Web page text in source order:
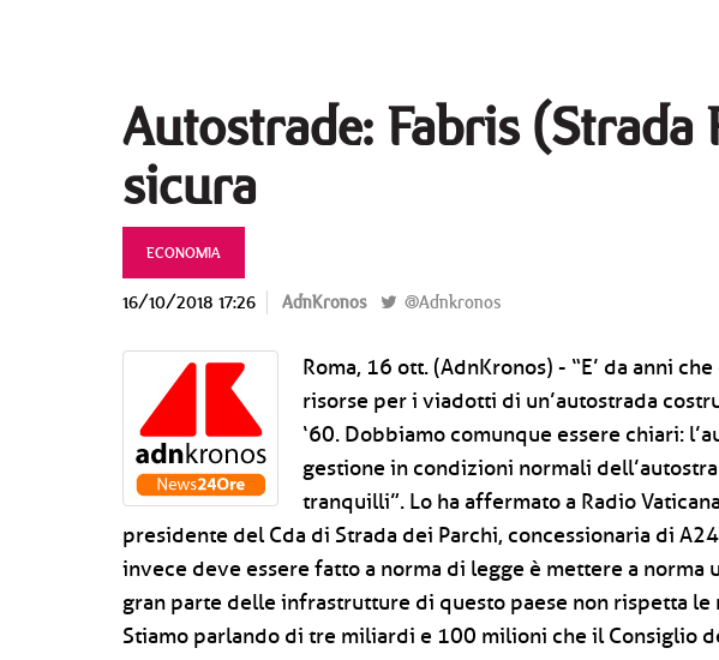
Autostrade: Fabris
sicura
ECONOMIA
16/10/2018 17:26 AdnKronos @Adnkronos
Roma, 16 ott. (AdnKronos) - “E’ da anni
risorse per i viadotti di un’autostrada
‘60. Dobbiamo comunque essere chiari:
gestione in condizioni normali
tranquilli”. Lo ha affermato a Radio
presidente del Cda di Strada dei Parchi, concessionaria di
invece deve essere fatto a norma di legge è mettere a norma
gran parte delle infrastrutture di questo paese non rispetta le
Stiamo parlando di tre miliardi e 100 milioni che il Consiglio